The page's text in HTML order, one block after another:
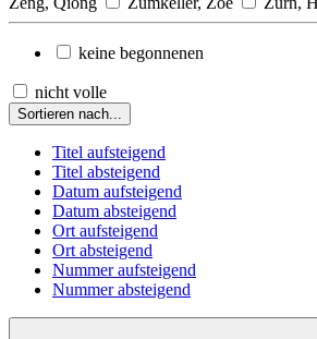
keine begonnenen
nicht volle
Sortieren nach...
Titel aufsteigend
Titel absteigend
Datum aufsteigend
Datum absteigend
Ort aufsteigend
Ort absteigend
Nummer aufsteigend
Nummer absteigend